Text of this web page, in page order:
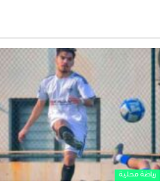
رياضة محلية